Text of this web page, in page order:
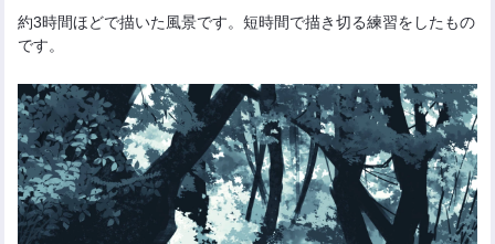
約3時間ほどで描いた風景です。短時間で描き切る練習をしたもの
です。